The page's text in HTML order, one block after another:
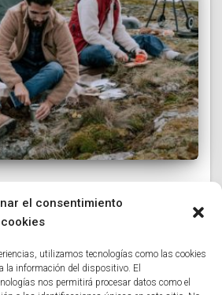
el consentimiento
utilizamos tecnologías como las cookies
la información del dispositivo. El
nos permitirá procesar datos como el
como combustible
la comida no es solo
peso y, sobre todo, moral. Pocas